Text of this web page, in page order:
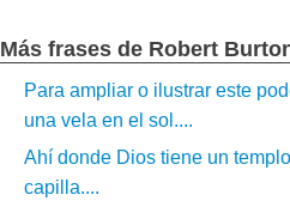
Más frases de Robert
Para ampliar o ilustrar este
una vela en el sol....
Ahí donde Dios tiene un
capilla....